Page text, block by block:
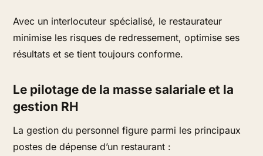
Avec un interlocuteur spécialisé, le restaurateur
minimise les risques de redressement, optimise ses
résultats et se tient toujours conforme.
Le pilotage de la masse salariale et la
gestion RH
La gestion du personnel figure parmi les principaux
postes de dépense d’un restaurant :